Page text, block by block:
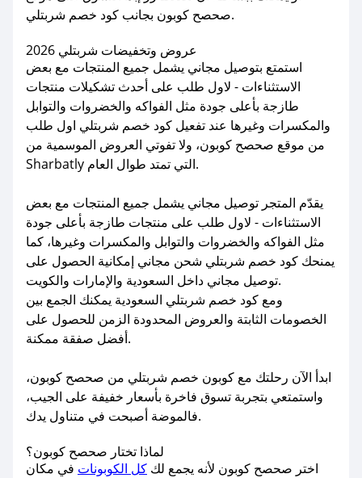
صحصح كوبون بجانب كود خصم شربتلي.
عروض وتخفيضات شربتلي 2026
استمتع بتوصيل مجاني يشمل جميع المنتجات مع بعض
الاستثناءات - لاول طلب على أحدث تشكيلات منتجات
طازجة بأعلى جودة مثل الفواكه والخضروات والتوابل
والمكسرات وغيرها عند تفعيل كود خصم شربتلي اول طلب
من موقع صحصح كوبون، ولا تفوتي العروض الموسمية من
Sharbatly التي تمتد طوال العام.
يقدّم المتجر توصيل مجاني يشمل جميع المنتجات مع بعض
الاستثناءات - لاول طلب على منتجات طازجة بأعلى جودة
مثل الفواكه والخضروات والتوابل والمكسرات وغيرها، كما
يمنحك كود خصم شربتلي شحن مجاني إمكانية الحصول على
توصيل مجاني داخل السعودية والإمارات والكويت.
ومع كود خصم شربتلي السعودية يمكنك الجمع بين
الخصومات الثابتة والعروض المحدودة الزمن للحصول على
أفضل صفقة ممكنة.
ابدأ الآن رحلتك مع كوبون خصم شربتلي من صحصح كوبون،
واستمتعي بتجربة تسوق فاخرة بأسعار خفيفة على الجيب،
فالموضة أصبحت في متناول يدك.
لماذا تختار صحصح كوبون؟
اختر صحصح كوبون لأنه يجمع لك كل الكوبونات في مكان